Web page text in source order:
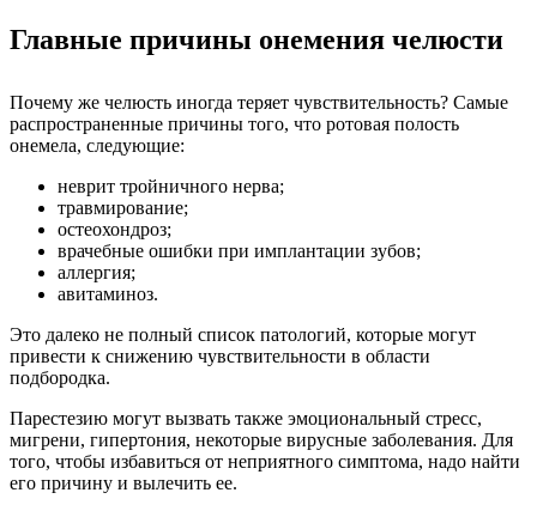
Главные причины онемения челюсти
Почему же челюсть иногда теряет чувствительность? Самые
распространенные причины того, что ротовая полость
онемела, следующие:
неврит тройничного нерва;
травмирование;
остеохондроз;
врачебные ошибки при имплантации зубов;
аллергия;
авитаминоз.
Это далеко не полный список патологий, которые могут
привести к снижению чувствительности в области
подбородка.
Парестезию могут вызвать также эмоциональный стресс,
мигрени, гипертония, некоторые вирусные заболевания. Для
того, чтобы избавиться от неприятного симптома, надо найти
его причину и вылечить ее.